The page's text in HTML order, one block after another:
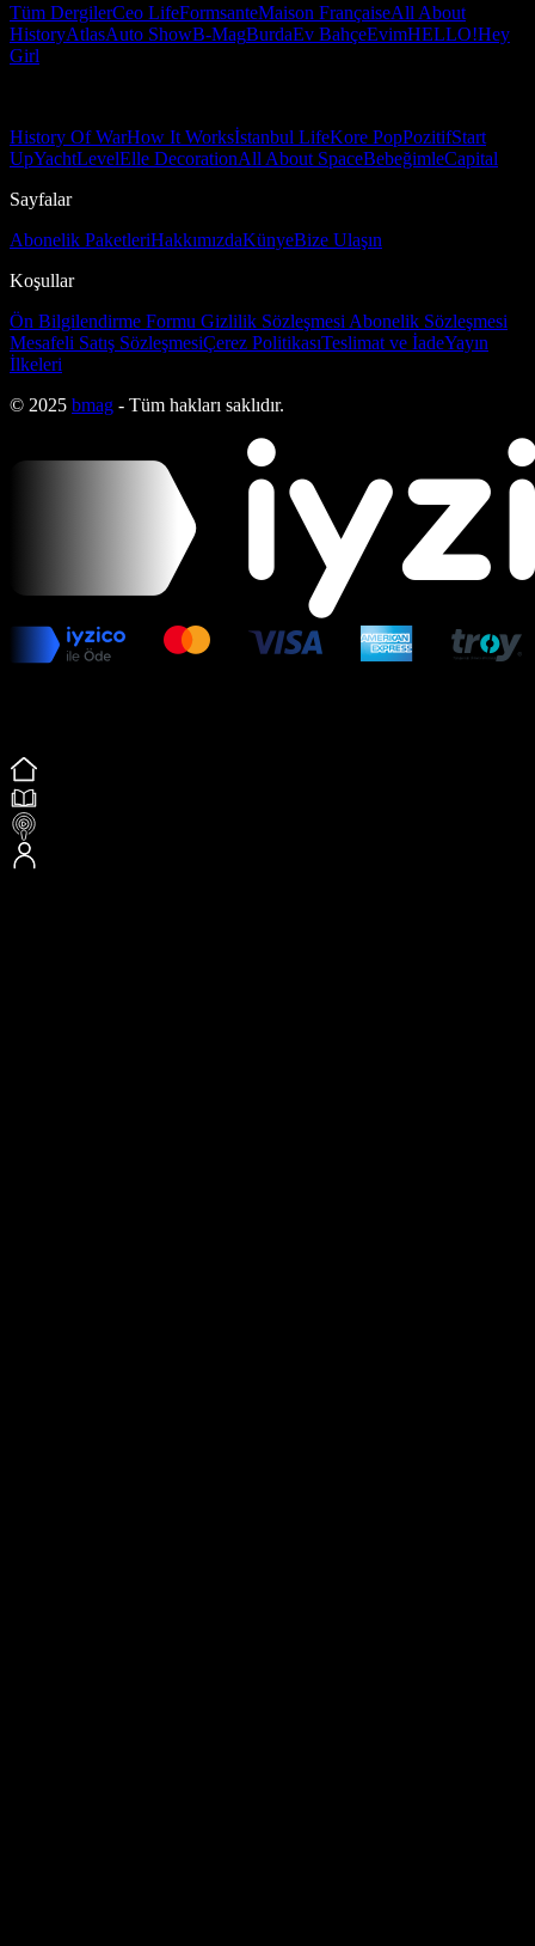
Tüm DergilerCeo LifeFormsanteMaison FrançaiseAll About
HistoryAtlasAuto ShowB-MagBurdaEv BahçeEvimHELLO!Hey
Girl
History Of WarHow It Worksİstanbul LifeKore PopPozitifStart
UpYachtLevelElle DecorationAll About SpaceBebeğimleCapital
Sayfalar
Abonelik PaketleriHakkımızdaKünyeBize Ulaşın
Koşullar
Ön Bilgilendirme Formu Gizlilik Sözleşmesi Abonelik Sözleşmesi
Mesafeli Satış SözleşmesiÇerez PolitikasıTeslimat ve İadeYayın
İlkeleri
© 2025 bmag - Tüm hakları saklıdır.